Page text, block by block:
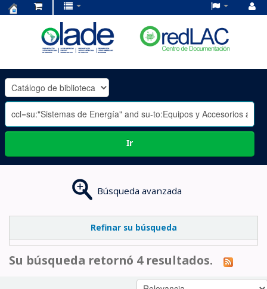
OLADE
-
Ir
Búsqueda avanzada
Refinar su búsqueda
Su búsqueda retornó 4 resultados.